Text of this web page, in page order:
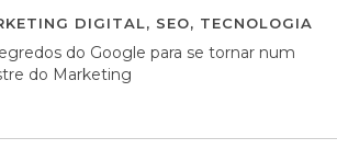
DIGITAL, SEO, TECNOLOGIA
do Google para se tornar num
do Marketing